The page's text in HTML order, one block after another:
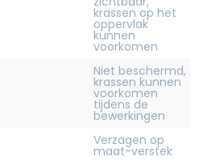
krassen op het
oppervlak
kunnen
voorkomen
Niet beschermd,
krassen kunnen
voorkomen
tijdens de
bewerkingen
Verzagen op
maat-verstek